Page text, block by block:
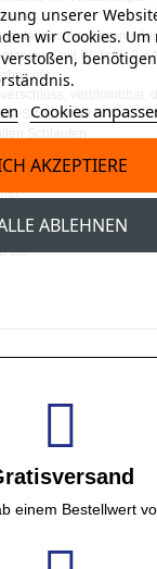
oder
mit Platz für 2 x
etc.
Sichtbarkeit
cm
einem Bestellwert
unserer
wir Cookies.
Cookies
ABLEHNEN
AKZEPTIERE